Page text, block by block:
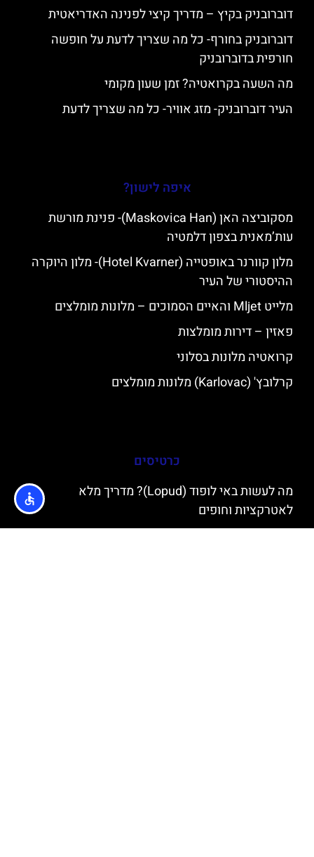
דוברובניק בקיץ – מדריך קיצי לפנינה האדריאטית
דוברובניק בחורף- כל מה שצריך לדעת על חופשה
חורפית בדוברובניק
מה השעה בקרואטיה? זמן שעון מקומי
העיר דוברובניק- מזג אוויר- כל מה שצריך לדעת
איפה לישון?
מסקוביצה האן (Maskovica Han)- פנינת מורשת
עות’מאנית בצפון דלמטיה
מלון קוורנר באופטייה (Hotel Kvarner)- מלון היוקרה
ההיסטורי של העיר
מלייט Mljet והאיים הסמוכים – מלונות מומלצים
פאזין – דירות מומלצות
קרואטיה מלונות בסלוני
קרלובץ' (Karlovac) מלונות מומלצים
כרטיסים
מה לעשות באי לופוד (Lopud)? מדריך מלא
לאטרקציות וחופים